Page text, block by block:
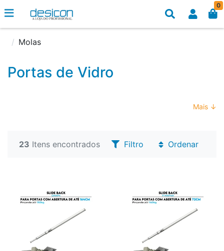
0
Molas
Portas de Vidro
Mais ↓
23 Itens encontrados Filtro Ordenar